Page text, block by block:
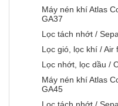
Máy nén khí Atlas
GA37
Lọc tách nhớt /
Lọc gió, lọc khí /
Lọc nhớt, lọc dầu /
Máy nén khí Atlas
GA45